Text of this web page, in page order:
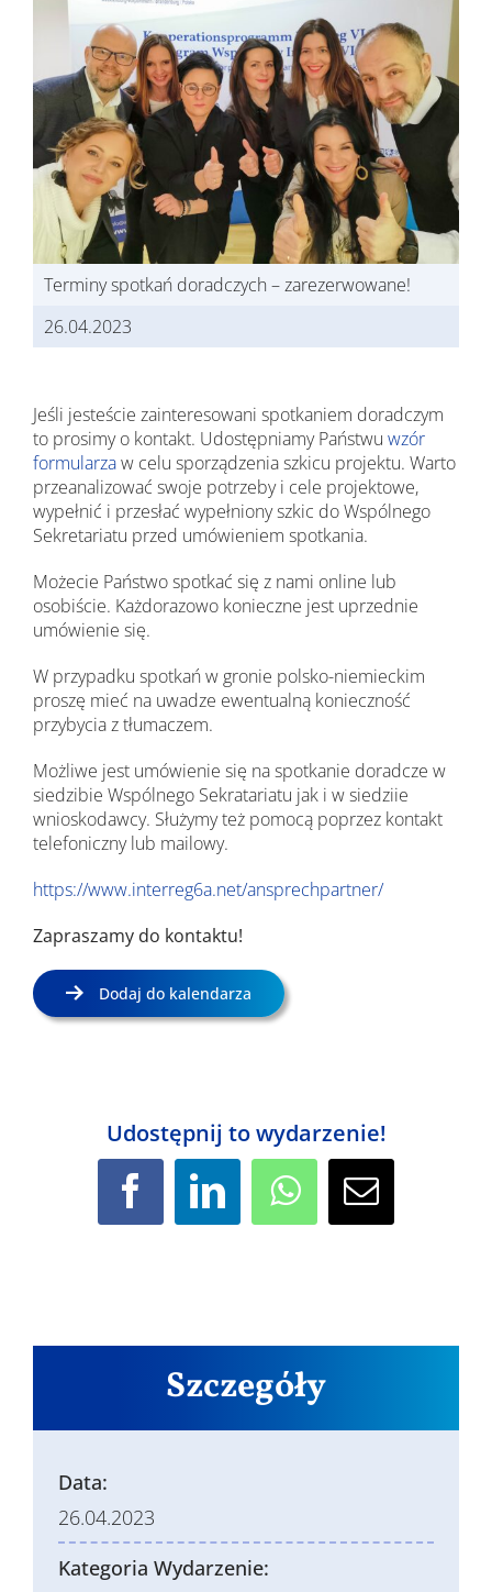
Terminy spotkań doradczych – zarezerwowane!
26.04.2023
Jeśli jesteście zainteresowani spotkaniem doradczym
to prosimy o kontakt. Udostępniamy Państwu wzór
formularzaw celu sporządzenia szkicu projektu. Warto
przeanalizować swoje potrzeby i cele projektowe,
wypełnić i przesłać wypełniony szkic do Wspólnego
Sekretariatu przed umówieniem spotkania.
Możecie Państwo spotkać się z nami online lub
osobiście. Każdorazowo konieczne jest uprzednie
umówienie się.
W przypadku spotkań w gronie polsko-niemieckim
proszę mieć na uwadze ewentualną konieczność
przybycia z tłumaczem.
Możliwe jest umówienie się na spotkanie doradcze w
siedzibie Wspólnego Sekratariatu jak i w siedziie
wnioskodawcy. Służymy też pomocą poprzez kontakt
telefoniczny lub mailowy.
https://www.interreg6a.net/ansprechpartner/
Zapraszamy do kontaktu!
Dodaj do kalendarza
Udostępnij to wydarzenie!
LinkedIn WhatsAppEmail
Szczegóły
Data:
26.04.2023
Kategoria Wydarzenie: